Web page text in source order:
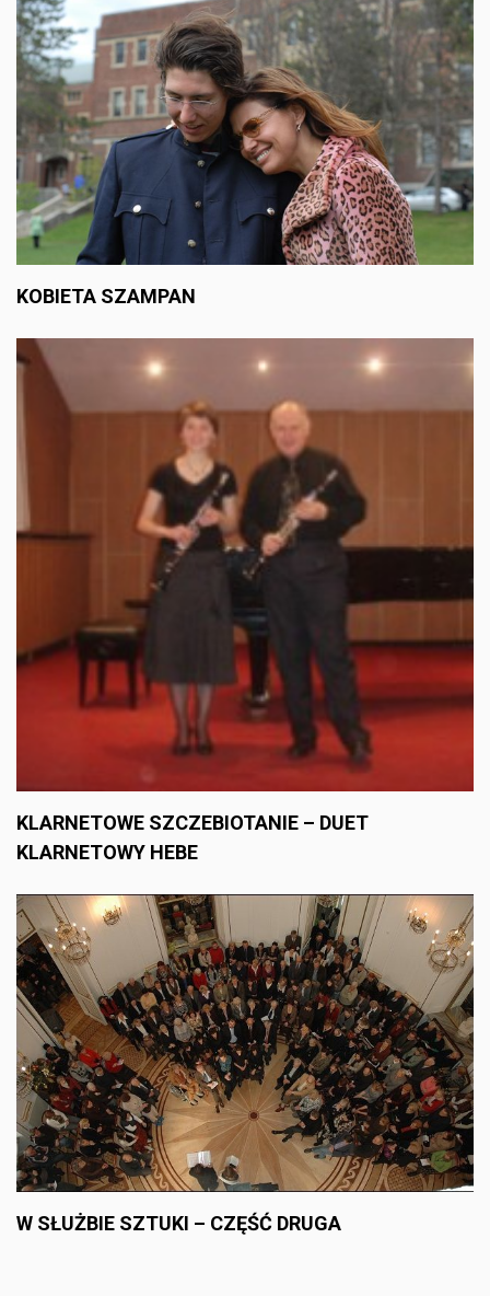
KOBIETA SZAMPAN
KLARNETOWE SZCZEBIOTANIE – DUET
KLARNETOWY HEBE
W SŁUŻBIE SZTUKI – CZĘŚĆ DRUGA